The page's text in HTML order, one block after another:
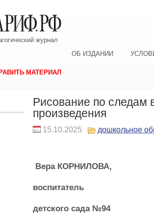
журнал
ОБ ИЗДАНИИ
МАТЕРИАЛ
Рисование по следам
произведения
15.10.2025 дошкольное
Вера КОРНИЛОВА,
воспитатель
детского сада №94